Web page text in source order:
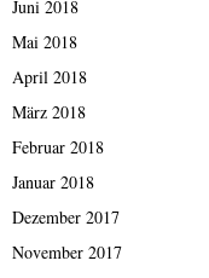
Juni 2018
Mai 2018
April 2018
März 2018
Februar 2018
Januar 2018
Dezember 2017
November 2017